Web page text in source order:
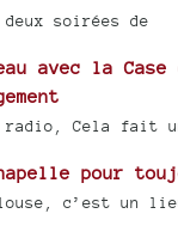
soirées de
avec la
radio, Cela fait
pour
c’est un